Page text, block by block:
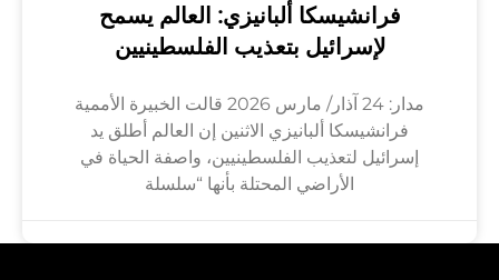
فرانشيسكا ألبانيزي: العالم يسمح
لإسرائيل بتعذيب الفلسطينيين
مدار: 24 آذار/ مارس 2026 قالت الخبيرة الأممية
فرانشيسكا ألبانيزي الاثنين إن العالم أطلق يد
إسرائيل لتعذيب الفلسطينيين، واصفة الحياة في
الأراضي المحتلة بأنها “سلسلة